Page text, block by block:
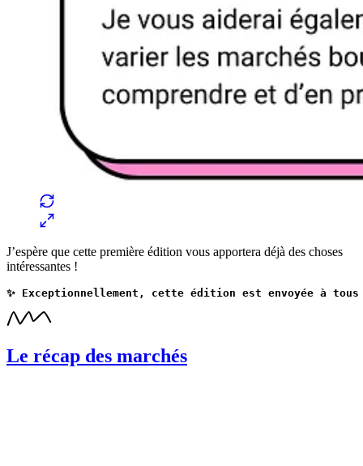
J’espère que cette première édition vous apportera déjà des choses
intéressantes !
✨ Exceptionnellement, cette édition est envoyée à tous
Le récap des marchés